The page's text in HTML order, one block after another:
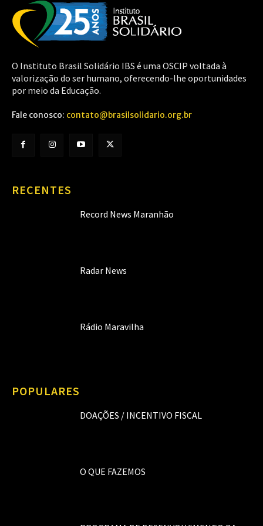
O Instituto Brasil Solidário IBS é uma OSCIP voltada à
valorização do ser humano, oferecendo-lhe oportunidades
por meio da Educação.
Fale conosco: contato@brasilsolidario.org.br
RECENTES
Record News Maranhão
Radar News
Rádio Maravilha
POPULARES
DOAÇÕES / INCENTIVO FISCAL
O QUE FAZEMOS